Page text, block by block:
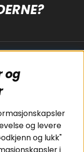
/ Garanti /
og
og levere
og lukk"